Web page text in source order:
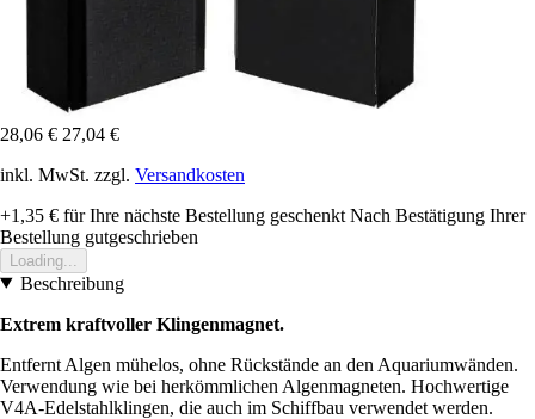
28,06 € 27,04 €
inkl. MwSt. zzgl. Versandkosten
+1,35 € für Ihre nächste Bestellung geschenkt Nach Bestätigung Ihrer
Bestellung gutgeschrieben
Loading...
Beschreibung
Extrem kraftvoller Klingenmagnet.
Entfernt Algen mühelos, ohne Rückstände an den Aquariumwänden.
Verwendung wie bei herkömmlichen Algenmagneten. Hochwertige
V4A-Edelstahlklingen, die auch im Schiffbau verwendet werden.